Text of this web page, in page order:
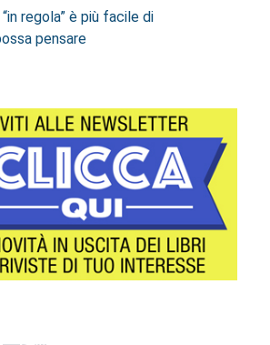
regola” è più facile di
pensare